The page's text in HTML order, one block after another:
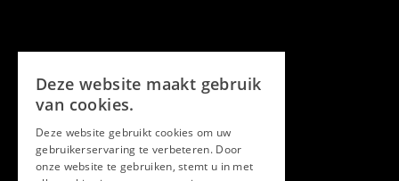
Facebook
Twitter
Deze website maakt gebruik
van cookies.
Deze website gebruikt cookies om uw
gebruikerservaring te verbeteren. Door
onze website te gebruiken, stemt u in met